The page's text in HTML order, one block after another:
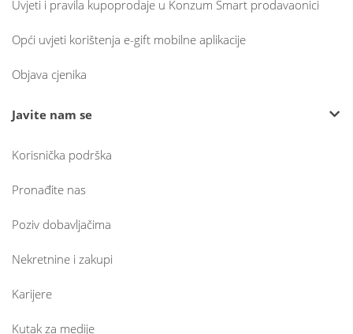
Uvjeti i pravila kupoprodaje u Konzum Smart prodavaonici
Opći uvjeti korištenja e-gift mobilne aplikacije
Objava cjenika
Javite nam se
Korisnička podrška
Pronađite nas
Poziv dobavljačima
Nekretnine i zakupi
Karijere
Kutak za medije